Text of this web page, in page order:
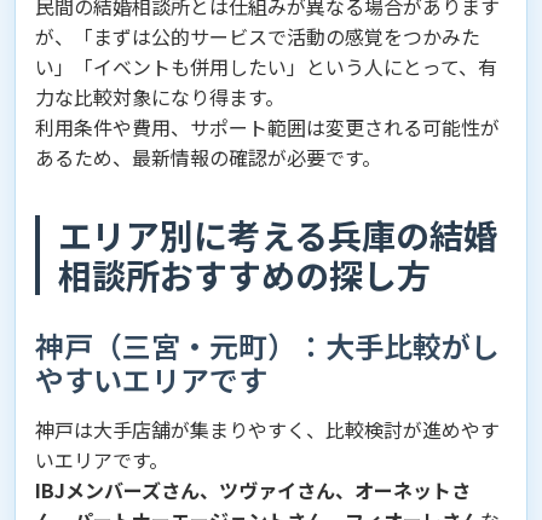
民間の結婚相談所とは仕組みが異なる場合があります
が、「まずは公的サービスで活動の感覚をつかみた
い」「イベントも併用したい」という人にとって、有
力な比較対象になり得ます。
利用条件や費用、サポート範囲は変更される可能性が
あるため、最新情報の確認が必要です。
エリア別に考える兵庫の結婚
相談所おすすめの探し方
神戸（三宮・元町）：大手比較がし
やすいエリアです
神戸は大手店舗が集まりやすく、比較検討が進めやす
いエリアです。
IBJメンバーズさん、ツヴァイさん、オーネットさ